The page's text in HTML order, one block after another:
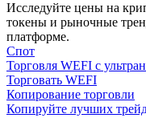
Гид
Руководство для
Исследуйте цены на
токены и рыночные
платформе.
Спот
Торговля WEFI с
Торговать WEFI
Копирование торговли
Копируйте лучших